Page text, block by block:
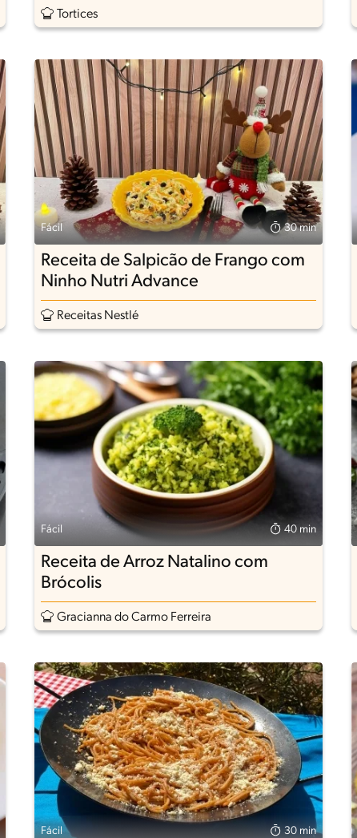
Tortices
Fácil 30 min
Receita de Salpicão de Frango com
Ninho Nutri Advance
Receitas Nestlé
Fácil 40 min
Receita de Arroz Natalino com
Brócolis
Gracianna do Carmo Ferreira
Fácil 30 min